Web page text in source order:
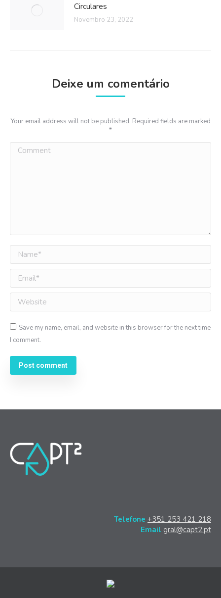
Circulares
Novembro 23, 2022
Deixe um comentário
Your email address will not be published. Required fields are marked
*
Comment
Name *
Email *
Website
Save my name, email, and website in this browser for the next time
I comment.
Post comment
Telefone +351 253 421 218
Email gral@capt2.pt